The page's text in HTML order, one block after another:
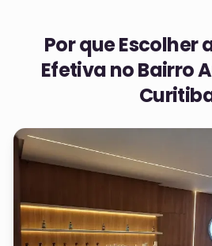
Por que Escolher
Efetiva noBairro